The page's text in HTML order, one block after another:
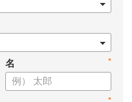
役立てください。
*
名
*